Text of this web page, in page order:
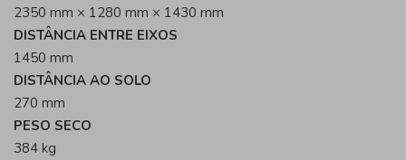
2350 mm × 1280 mm × 1430 mm
DISTÂNCIA ENTRE EIXOS
1450 mm
DISTÂNCIA AO SOLO
270 mm
PESO SECO
384 kg